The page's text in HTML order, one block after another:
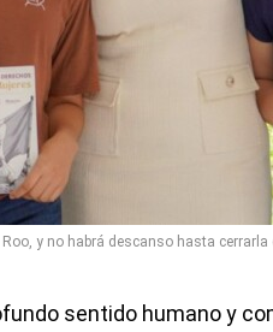
y no habrá descanso hasta
sentido humano y